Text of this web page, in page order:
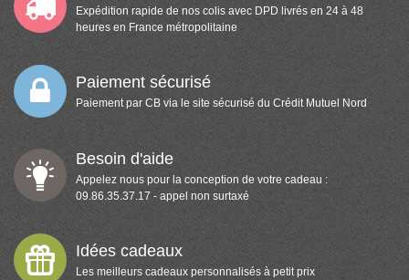
Expédition rapide de nos colis avec DPD livrés en 24 à 48
heures en France métropolitaine
Paiement sécurisé
Paiement par CB via le site sécurisé du Crédit Mutuel Nord
Besoin d'aide
Appelez nous pour la conception de votre cadeau :
09.86.35.37.17 - appel non surtaxé
Idées cadeaux
Les meilleurs cadeaux personnalisés à petit prix